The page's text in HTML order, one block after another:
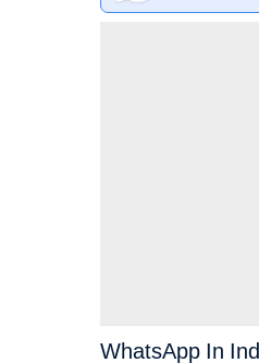
WhatsApp In India: